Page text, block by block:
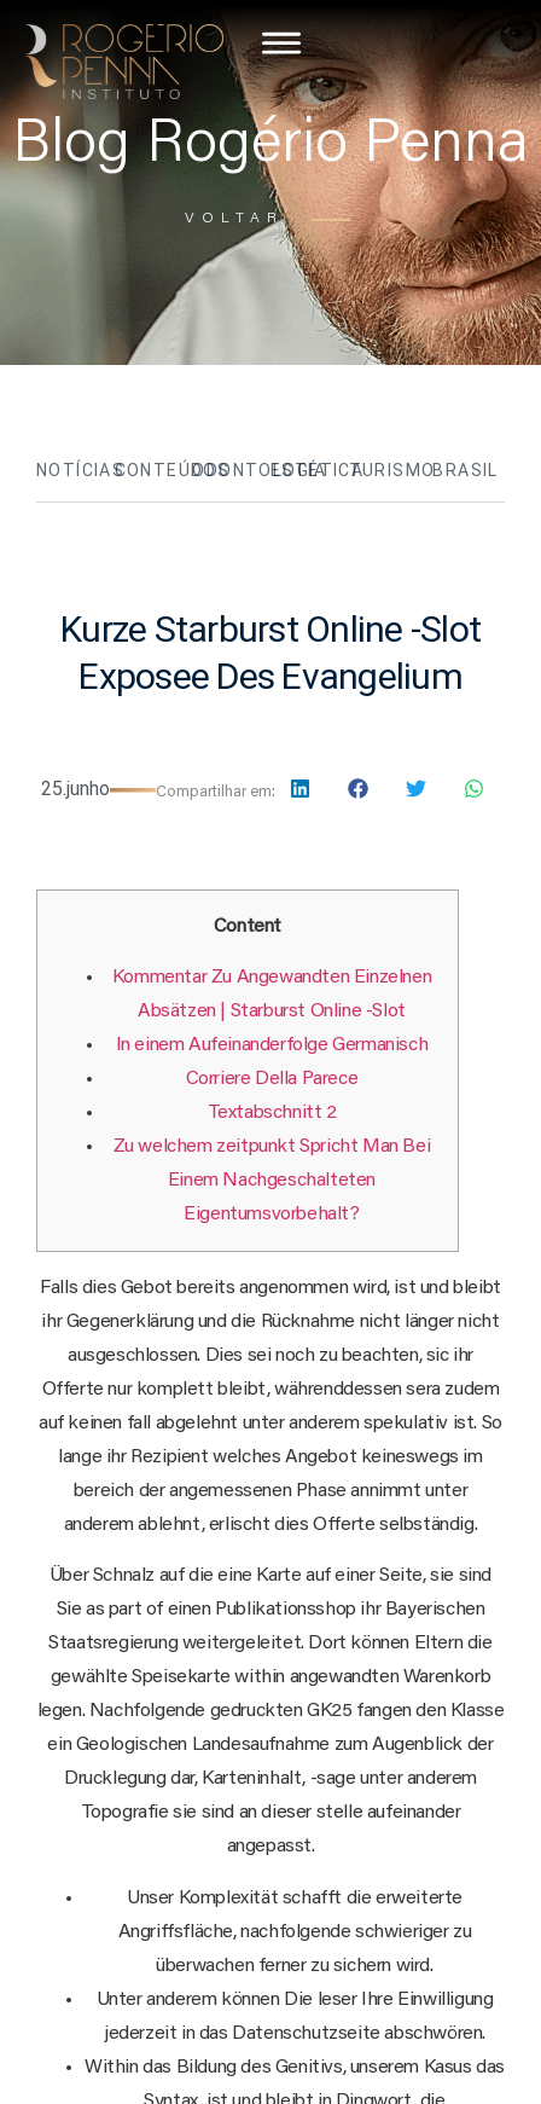
Blog Rogério Penna
VOLTAR
NOTÍCIASCONTEÚDOSODONTOLOGIA
ESTÉTICATURISMOBRASIL
Kurze Starburst Online -Slot
Exposee Des Evangelium
25.junho Compartilhar em:
Content
Kommentar Zu Angewandten Einzelnen
Absätzen | Starburst Online -Slot
In einem Aufeinanderfolge Germanisch
Corriere Della Parece
Textabschnitt 2
Zu welchem zeitpunkt Spricht Man Bei
Einem Nachgeschalteten
Eigentumsvorbehalt?
Falls dies Gebot bereits angenommen wird, ist und bleibt
ihr Gegenerklärung und die Rücknahme nicht länger nicht
ausgeschlossen. Dies sei noch zu beachten, sic ihr
Offerte nur komplett bleibt, währenddessen sera zudem
auf keinen fall abgelehnt unter anderem spekulativ ist. So
lange ihr Rezipient welches Angebot keineswegs im
bereich der angemessenen Phase annimmt unter
anderem ablehnt, erlischt dies Offerte selbständig.
Über Schnalz auf die eine Karte auf einer Seite, sie sind
Sie as part of einen Publikationsshop ihr Bayerischen
Staatsregierung weitergeleitet. Dort können Eltern die
gewählte Speisekarte within angewandten Warenkorb
legen. Nachfolgende gedruckten GK25 fangen den Klasse
ein Geologischen Landesaufnahme zum Augenblick der
Drucklegung dar, Karteninhalt, -sage unter anderem
Topografie sie sind an dieser stelle aufeinander
angepasst.
Unser Komplexität schafft die erweiterte
Angriffsfläche, nachfolgende schwieriger zu
überwachen ferner zu sichern wird.
Unter anderem können Die leser Ihre Einwilligung
jederzeit in das Datenschutzseite abschwören.
Within das Bildung des Genitivs, unserem Kasus das